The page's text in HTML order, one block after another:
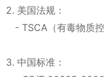
2. 美国法规：
- TSCA（有毒物质控
3. 中国标准：